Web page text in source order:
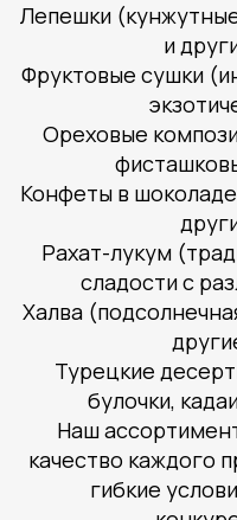
Лепешки
и
Фруктовые сушки
Ореховые
Конфеты в
Рахат-лукум
сладости с
Халва
Турецкие
булочки,
Наш
качество каждого
гибкие